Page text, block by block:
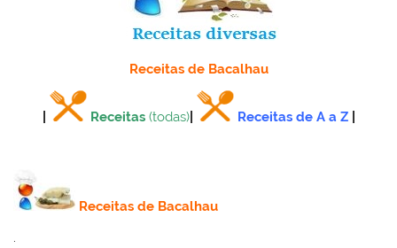
Receitas de Bacalhau
Receitas (todas)| Receitas de A a Z|
Receitas de Bacalhau
.